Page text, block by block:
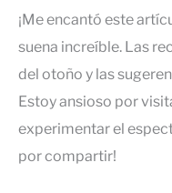
¡Me encantó este
suena increíble. Las
del otoño y las
Estoy ansioso por
experimentar el
por compartir!